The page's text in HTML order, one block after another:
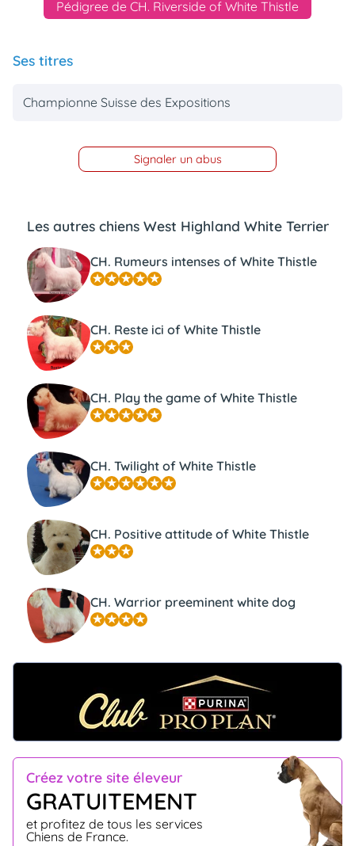
Pédigree de CH. Riverside of White Thistle
Ses titres
Championne Suisse des Expositions
Signaler un abus
Créez votre site éleveur
GRATUITEMENT
et profitez de tous les services
Chiens de France.
Les autres chiens West Highland White Terrier
CH. Rumeurs intenses of White Thistle
CH. Reste ici of White Thistle
CH. Play the game of White Thistle
CH. Twilight of White Thistle
CH. Positive attitude of White Thistle
CH. Warrior preeminent white dog